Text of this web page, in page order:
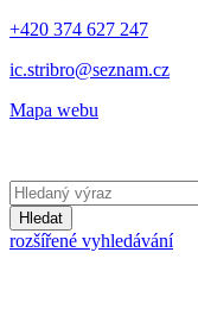
+420 374 627 247
ic.stribro@seznam.cz
Mapa webu
Hledat
rozšířené vyhledávání